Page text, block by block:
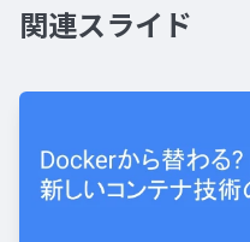
関連スライド